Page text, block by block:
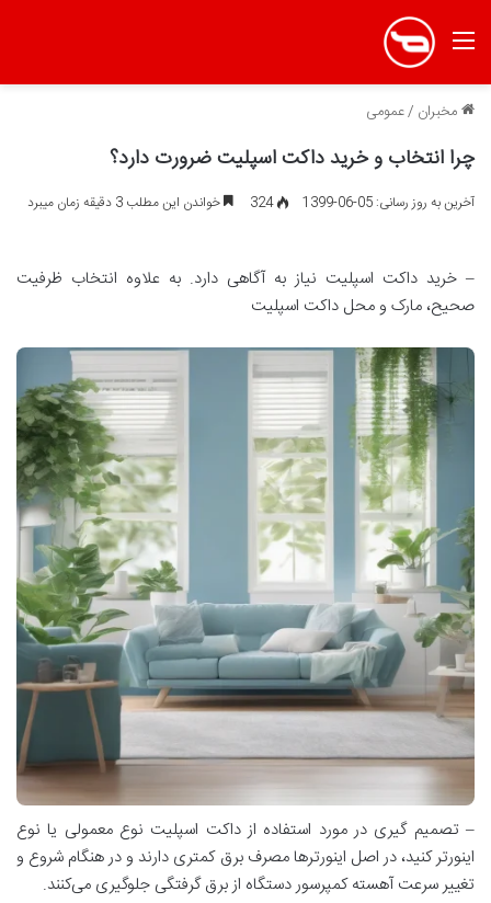
منو
مخبران /عمومی
چرا انتخاب و خرید داکت اسپلیت‌ ضرورت دارد؟
آخرین به روز رسانی: 05-06-1399 324 خواندن این مطلب 3 دقیقه زمان میبرد
– خرید داکت اسپلیت نیاز به آگاهی دارد. به علاوه انتخاب ظرفیت
صحیح، مارک و محل داکت اسپلیت
– تصمیم گیری در مورد استفاده از داکت اسپلیت نوع معمولی یا نوع
اینورتر کنید، در اصل اینورترها مصرف برق کمتری دارند و در هنگام شروع و
تغییر سرعت آهسته کمپرسور دستگاه از برق گرفتگی جلوگیری می‌کنند.